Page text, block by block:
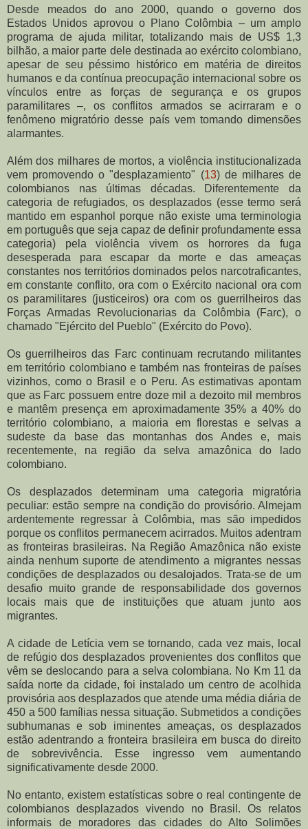
Desde meados do ano 2000, quando o governo dos
Estados Unidos aprovou o Plano Colômbia – um amplo
programa de ajuda militar, totalizando mais de US$ 1,3
bilhão, a maior parte dele destinada ao exército colombiano,
apesar de seu péssimo histórico em matéria de direitos
humanos e da contínua preocupação internacional sobre os
vínculos entre as forças de segurança e os grupos
paramilitares –, os conflitos armados se acirraram e o
fenômeno migratório desse país vem tomando dimensões
alarmantes.
Além dos milhares de mortos, a violência institucionalizada
vem promovendo o "desplazamiento" (13) de milhares de
colombianos nas últimas décadas. Diferentemente da
categoria de refugiados, os desplazados (esse termo será
mantido em espanhol porque não existe uma terminologia
em português que seja capaz de definir profundamente essa
categoria) pela violência vivem os horrores da fuga
desesperada para escapar da morte e das ameaças
constantes nos territórios dominados pelos narcotraficantes,
em constante conflito, ora com o Exército nacional ora com
os paramilitares (justiceiros) ora com os guerrilheiros das
Forças Armadas Revolucionarias da Colômbia (Farc), o
chamado "Ejército del Pueblo" (Exército do Povo).
Os guerrilheiros das Farc continuam recrutando militantes
em território colombiano e também nas fronteiras de países
vizinhos, como o Brasil e o Peru. As estimativas apontam
que as Farc possuem entre doze mil a dezoito mil membros
e mantêm presença em aproximadamente 35% a 40% do
território colombiano, a maioria em florestas e selvas a
sudeste da base das montanhas dos Andes e, mais
recentemente, na região da selva amazônica do lado
colombiano.
Os desplazados determinam uma categoria migratória
peculiar: estão sempre na condição do provisório. Almejam
ardentemente regressar à Colômbia, mas são impedidos
porque os conflitos permanecem acirrados. Muitos adentram
as fronteiras brasileiras. Na Região Amazônica não existe
ainda nenhum suporte de atendimento a migrantes nessas
condições de desplazados ou desalojados. Trata-se de um
desafio muito grande de responsabilidade dos governos
locais mais que de instituições que atuam junto aos
migrantes.
A cidade de Letícia vem se tornando, cada vez mais, local
de refúgio dos desplazados provenientes dos conflitos que
vêm se deslocando para a selva colombiana. No Km 11 da
saída norte da cidade, foi instalado um centro de acolhida
provisória aos desplazados que atende uma média diária de
450 a 500 famílias nessa situação. Submetidos a condições
subhumanas e sob iminentes ameaças, os desplazados
estão adentrando a fronteira brasileira em busca do direito
de sobrevivência. Esse ingresso vem aumentando
significativamente desde 2000.
No entanto, existem estatísticas sobre o real contingente de
colombianos desplazados vivendo no Brasil. Os relatos
informais de moradores das cidades do Alto Solimões